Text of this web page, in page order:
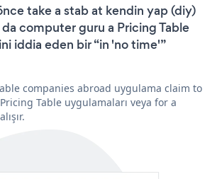
take a stab at kendin yap (diy)
computer guru a Pricing Table
iddia eden bir “in 'no time'”
companies abroad uygulama claim to
Table uygulamaları veya for a